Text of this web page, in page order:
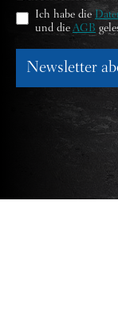
Ich habe die
und die AGB
Newsletter